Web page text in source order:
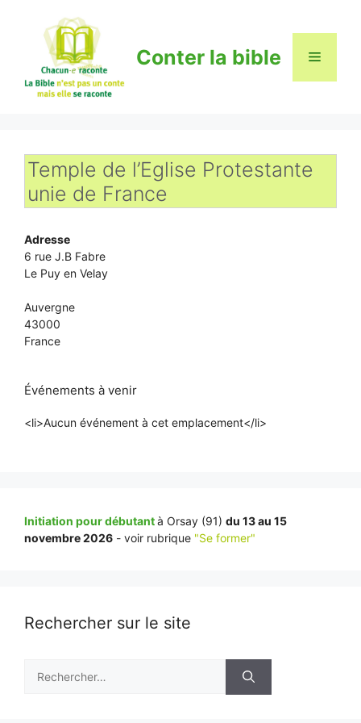
Conter la bible Menu
Temple de l’Eglise Protestante
unie de France
Adresse
6 rue J.B Fabre
Le Puy en Velay
Auvergne
43000
France
Événements à venir
<li>Aucun événement à cet emplacement</li>
Initiation pour débutantà Orsay (91) du 13 au 15
novembre 2026 - voir rubrique "Se former"
Rechercher sur le site